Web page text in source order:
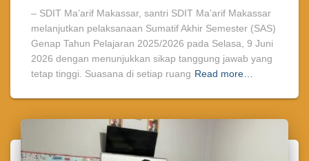
– SDIT Ma’arif Makassar, santri SDIT Ma’arif Makassar
melanjutkan pelaksanaan Sumatif Akhir Semester (SAS)
Genap Tahun Pelajaran 2025/2026 pada Selasa, 9 Juni
2026 dengan menunjukkan sikap tanggung jawab yang
tetap tinggi. Suasana di setiap ruang Read more…